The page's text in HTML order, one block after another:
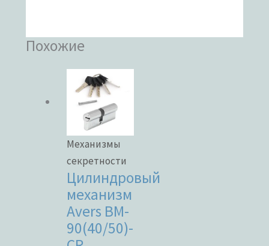
Похожие
Механизмы
секретности
Цилиндровый
механизм
Avers BM-
90(40/50)-